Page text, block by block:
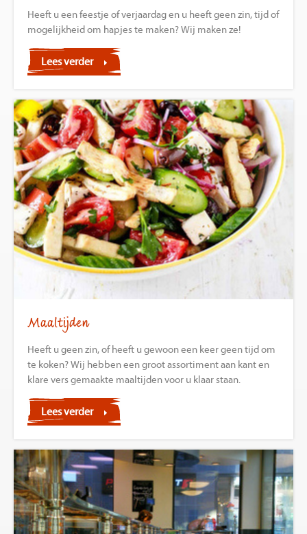
Heeft u een feestje of verjaardag en u heeft geen zin, tijd of
mogelijkheid om hapjes te maken? Wij maken ze!
Lees verder
Maaltijden
Heeft u geen zin, of heeft u gewoon een keer geen tijd om
te koken? Wij hebben een groot assortiment aan kant en
klare vers gemaakte maaltijden voor u klaar staan.
Lees verder